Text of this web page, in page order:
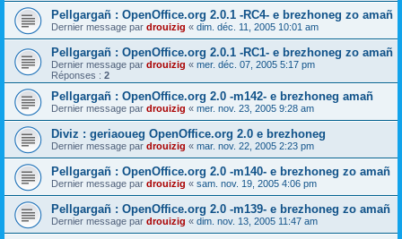
Pellgargañ : OpenOffice.org 2.0.1 -RC4- e brezhoneg zo amañ
Dernier message par drouizig « dim. déc. 11, 2005 10:01 am
Pellgargañ : OpenOffice.org 2.0.1 -RC1- e brezhoneg zo amañ
Dernier message par drouizig « mer. déc. 07, 2005 5:17 pm
Réponses : 2
Pellgargañ : OpenOffice.org 2.0 -m142- e brezhoneg amañ
Dernier message par drouizig « mer. nov. 23, 2005 9:28 am
Diviz : geriaoueg OpenOffice.org 2.0 e brezhoneg
Dernier message par drouizig « mar. nov. 22, 2005 2:23 pm
Pellgargañ : OpenOffice.org 2.0 -m140- e brezhoneg zo amañ
Dernier message par drouizig « sam. nov. 19, 2005 4:06 pm
Pellgargañ : OpenOffice.org 2.0 -m139- e brezhoneg zo amañ
Dernier message par drouizig « dim. nov. 13, 2005 11:47 am